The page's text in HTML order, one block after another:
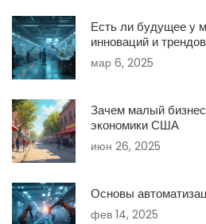
Есть ли будущее у
инноваций и трендов
мар 6, 2025
Зачем малый
экономики США
июн 26, 2025
Основы
фев 14, 2025